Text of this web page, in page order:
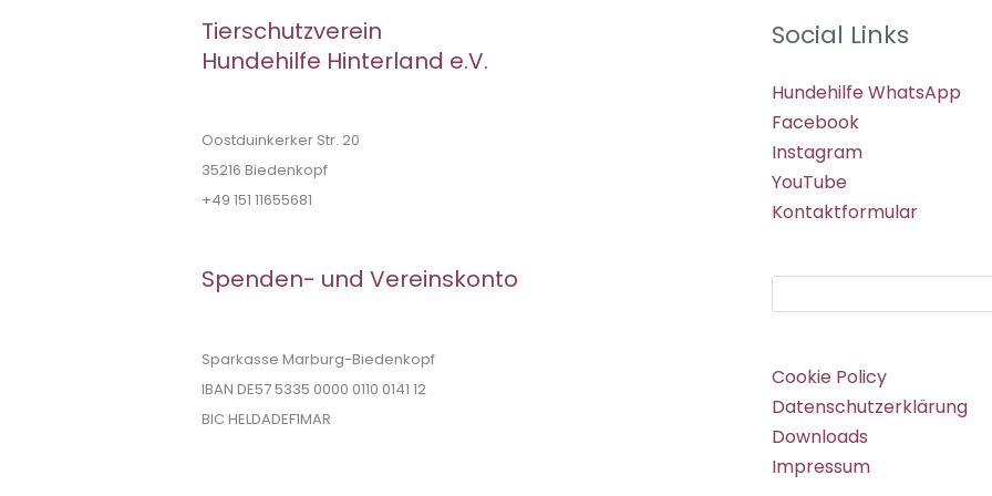
Tierschutzverein
Hundehilfe Hinterland e.V.
Oostduinkerker Str. 20
35216 Biedenkopf
+49 151 11655681
Spenden- und Vereinskonto
Sparkasse Marburg-Biedenkopf
IBAN DE57 5335 0000 0110 0141 12
BIC HELDADEF1MAR
Social Links
Hundehilfe WhatsApp
Facebook
Instagram
YouTube
Kontaktformular
Cookie Policy
Datenschutzerklärung
Downloads
Impressum